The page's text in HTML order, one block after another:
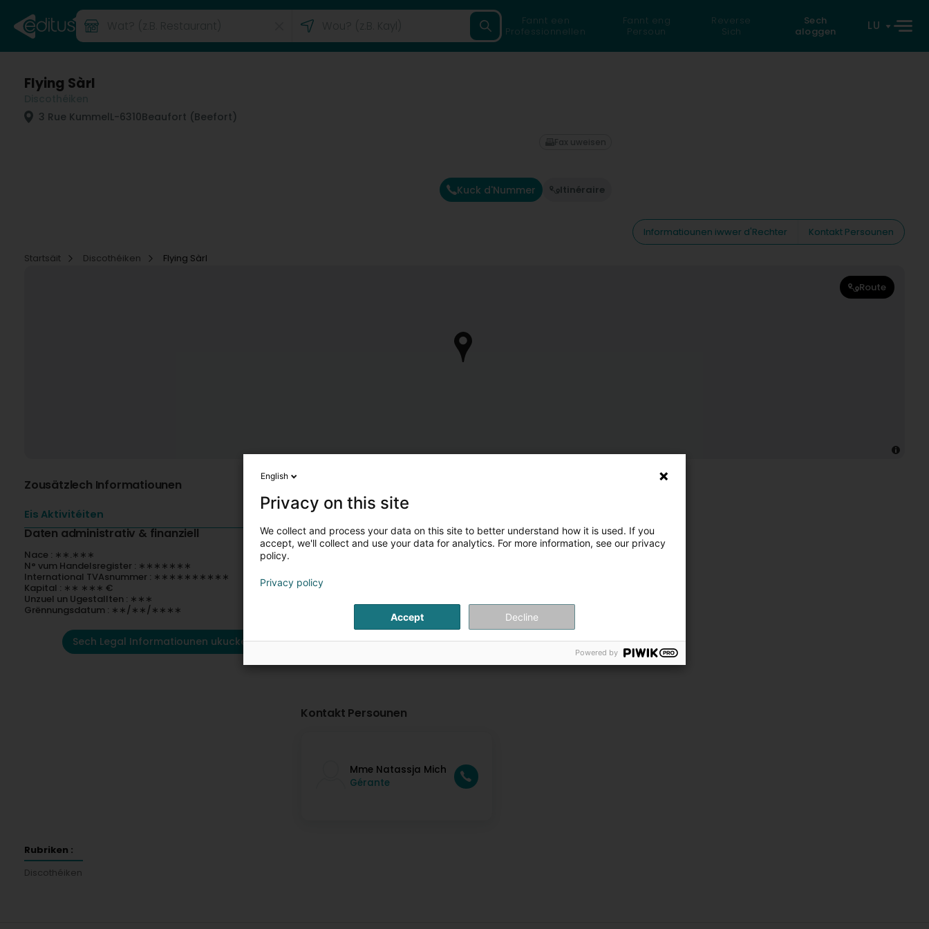
Fannt een
Professionnellen
Fannt eng
Persoun
Reverse
Sich
Sech
aloggen
LU
Flying Sàrl
3 Rue KummelL-6310Beaufort (Beefort)
Kuck d'Nummer Itinéraire
Fax uweisen
Informatiounen iwwer d'Rechter
Kontakt Persounen
Startsäit
Discothéiken Flying Sàrl
Route
Zousätzlech Informatiounen
Eis Aktivitéiten
Daten administrativ & finanziell
Nace : ∗∗.∗∗∗
N° vum Handelsregister : ∗∗∗∗∗∗∗
International TVAsnummer : ∗∗∗∗∗∗∗∗∗∗
Kapital : ∗∗ ∗∗∗ €
Unzuel un Ugestallten : ∗∗∗
Grënnungsdatum : ∗∗/∗∗/∗∗∗∗
Sech Legal Informatiounen ukucken
Kontakt Persounen
Mme Natassja Mich
Gérante
Rubriken :
Discothéiken
English
Privacy on this site
We collect and process your data on this site to better understand how it is used. If you
accept, we'll collect and use your data for analytics. For more information, see our privacy
policy.
Privacy policy
Accept Decline
Powered by